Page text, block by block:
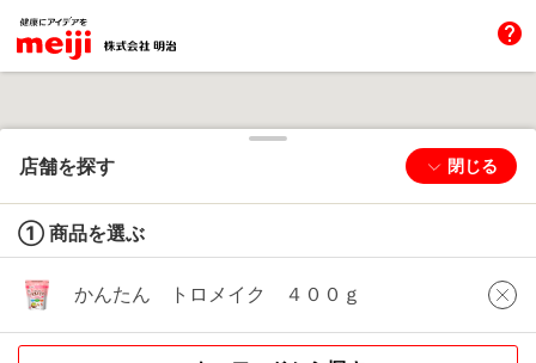
help
店舗を探す 閉じる
① 商品を選ぶ
かんたん トロメイク ４００ｇ